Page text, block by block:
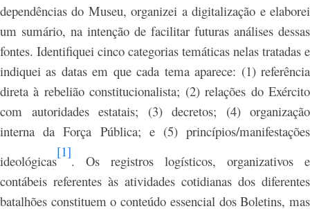
dependências do Museu, organizei a digitalização e elaborei
um sumário, na intenção de facilitar futuras análises dessas
fontes. Identifiquei cinco categorias temáticas nelas tratadas e
indiquei as datas em que cada tema aparece: (1) referência
direta à rebelião constitucionalista; (2) relações do Exército
com autoridades estatais; (3) decretos; (4) organização
interna da Força Pública; e (5) princípios/manifestações
ideológicas
[1]
. Os registros logísticos, organizativos e
contábeis referentes às atividades cotidianas dos diferentes
batalhões constituem o conteúdo essencial dos Boletins, mas